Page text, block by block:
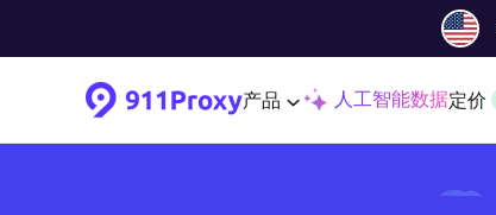
产品 人工智能数据定价